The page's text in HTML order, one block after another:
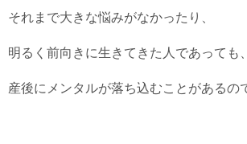
それまで大きな悩みがなかったり、
明るく前向きに生きてきた人であっても、
産後にメンタルが落ち込むことがあるの